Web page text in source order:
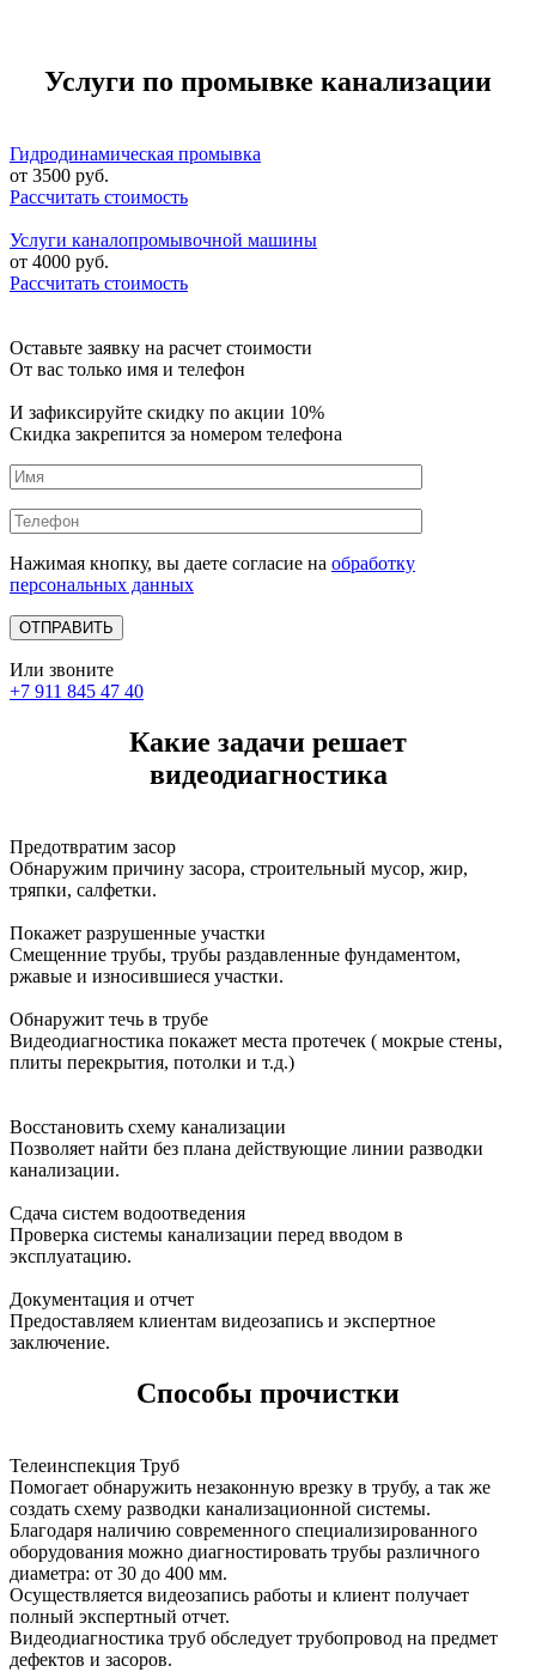
Услуги по промывке канализации
Гидродинамическая промывка
от 3500 руб.
Рассчитать стоимость
Услуги каналопромывочной машины
от 4000 руб.
Рассчитать стоимость
Оставьте заявку на расчет стоимости
От вас только имя и телефон
И зафиксируйте скидку по акции 10%
Скидка закрепится за номером телефона
Нажимая кнопку, вы даете согласие на обработку
персональных данных
Или звоните
+7 911 845 47 40
Какие задачи решает
видеодиагностика
Предотвратим засор
Обнаружим причину засора, cтроительный мусор, жир,
тряпки, салфетки.
Покажет разрушенные участки
Смещенние трубы, трубы раздавленные фундаментом,
ржавые и износившиеся участки.
Обнаружит течь в трубе
Видеодиагностика покажет места протечек ( мокрые стены,
плиты перекрытия, потолки и т.д.)
Восстановить схему канализации
Позволяет найти без плана действующие линии разводки
канализации.
Сдача систем водоотведения
Проверка системы канализации перед вводом в
эксплуатацию.
Документация и отчет
Предоставляем клиентам видеозапись и экспертное
заключение.
Способы прочистки
Телеинспекция Труб
Помогает обнаружить незаконную врезку в трубу, а так же
создать схему разводки канализационной системы.
Благодаря наличию современного специализированного
оборудования можно диагностировать трубы различного
диаметра: от 30 до 400 мм.
Осуществляется видеозапись работы и клиент получает
полный экспертный отчет.
Видеодиагностика труб обследует трубопровод на предмет
дефектов и засоров.